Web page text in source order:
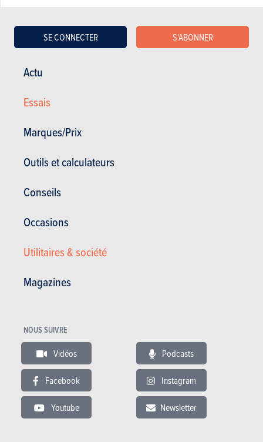
Actu
Essais
Marques/Prix
Outils et calculateurs
Conseils
Occasions
Utilitaires & société
Magazines
SE CONNECTER S'ABONNER
NOUS SUIVRE
Vidéos Podcasts
Facebook Instagram
Youtube Newsletter
Actualités Ford Fiesta
Essais Ford Fiesta
Spécifications Ford Fiesta
VIDÉO